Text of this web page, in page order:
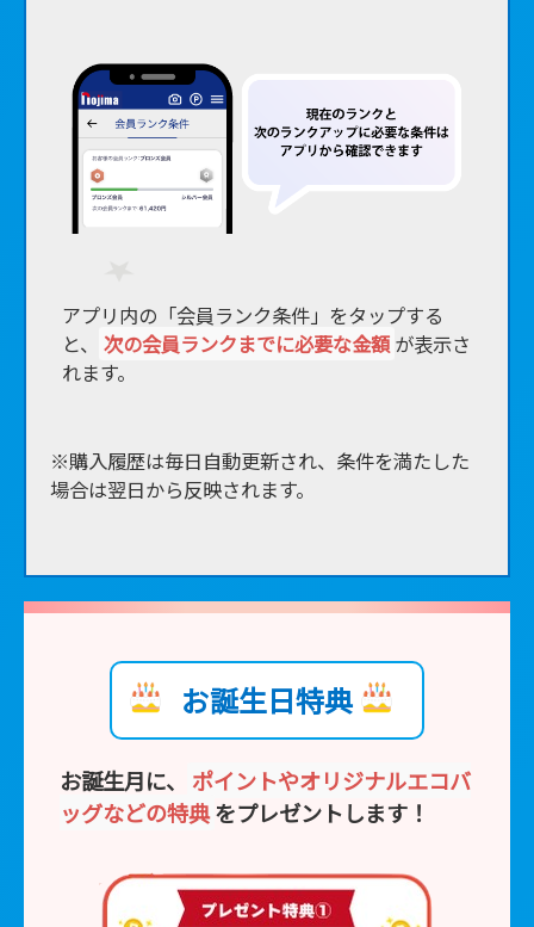
アプリ内の「会員ランク条件」をタップする
と、 次の会員ランクまでに必要な金額 が表示さ
れます。
※購入履歴は毎日自動更新され、条件を満たした
場合は翌日から反映されます。
お誕生日特典
お誕生月に、
ポイントやオリジナルエコバ
ッグなどの特典をプレゼントします！
■